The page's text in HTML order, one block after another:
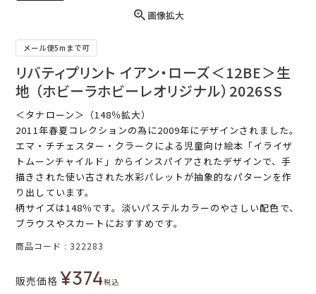
画像拡大
メール便5mまで可
リバティプリント イアン・ローズ＜12BE＞生
地 （ホビーラホビーレオリジナル）2026SS
＜タナローン＞（148％拡大）
2011年春夏コレクションの為に2009年にデザインされました。
エマ・チチェスター・クラークによる児童向け絵本「イライザ
トムーンチャイルド」からインスパイアされたデザインで、手
描きされた使い古された水彩パレットが抽象的なパターンを作
り出しています。
柄サイズは148％です。淡いパステルカラーのやさしい配色で、
ブラウスやスカートにおすすめです。
商品コード 322283
販売価格 ¥374税込